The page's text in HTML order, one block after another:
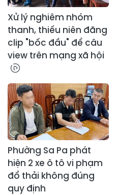
Xử lý nghiêm nhóm
thanh, thiếu niên đăng
clip "bốc đầu" để câu
view trên mạng xã hội
Phường Sa Pa phát
hiện 2 xe ô tô vi phạm
đổ thải không đúng
quy định